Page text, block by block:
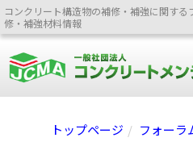
コンクリート構造物の補修・補強に関す
修・補強材料情報
トップページ フォーラ